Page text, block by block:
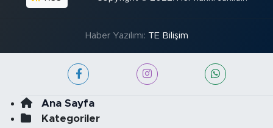
Haber Yazılımı: TE Bilişim
Ana Sayfa
Kategoriler